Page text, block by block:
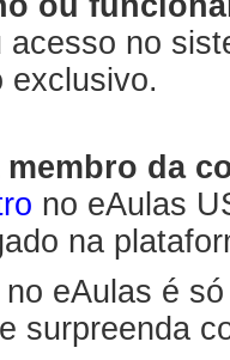
acesso no
exclusivo.
da
no eAulas
na
eAulas é
surpreenda